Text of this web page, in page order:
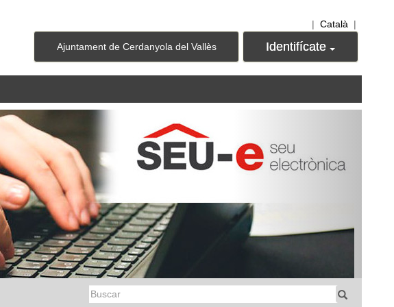
| Català |
Identifícate
Ajuntament de Cerdanyola del Vallès